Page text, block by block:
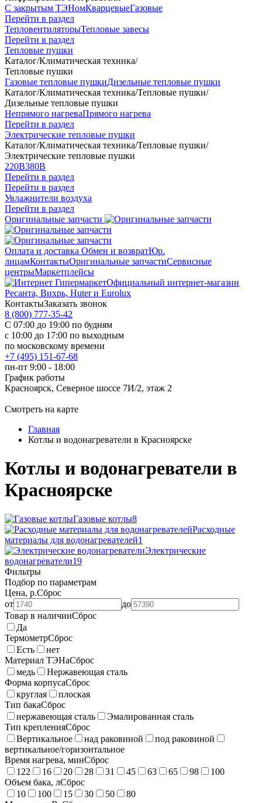
С закрытым ТЭНомКварцевыеГазовые
Перейти в раздел
ТепловентиляторыТепловые завесы
Перейти в раздел
Тепловые пушки
Каталог/Климатическая техника/
Тепловые пушки
Газовые тепловые пушкиДизельные тепловые пушки
Каталог/Климатическая техника/Тепловые пушки/
Дизельные тепловые пушки
Непрямого нагреваПрямого нагрева
Перейти в раздел
Электрические тепловые пушки
Каталог/Климатическая техника/Тепловые пушки/
Электрические тепловые пушки
220В380В
Перейти в раздел
Перейти в раздел
Увлажнители воздуха
Перейти в раздел
Оригинальные запчасти
Оплата и доставка Обмен и возвратЮр.
лицамКонтактыОригинальные запчастиСервисные
центрыМаркетплейсы
Официальный интернет-магазин
Ресанта, Вихрь, Huter и Eurolux
КонтактыЗаказать звонок
8 (800) 777-35-42
С 07:00 до 19:00 по будням
с 10:00 до 17:00 по выходным
по московскому времени
+7 (495) 151-67-68
пн-пт 9:00 - 18:00
График работы
Красноярск, Северное шоссе 7И/2, этаж 2
Смотреть на карте
Главная
Котлы и водонагреватели в Красноярске
Котлы и водонагреватели в
Красноярске
Газовые котлы8
Расходные
материалы для водонагревателей1
Электрические
водонагреватели19
Фильтры
Подбор по параметрам
Цена, р.Сброс
от
до
Товар в наличииСброс
Да
ТермометрСброс
Есть
нет
Материал ТЭНаСброс
медь
Нержавеющая сталь
Форма корпусаСброс
круглая
плоская
Тип бакаСброс
нержавеющая сталь
Эмалированная сталь
Тип крепленияСброс
Вертикальное
над раковиной
под раковиной
вертикальное/горизонтальное
Время нагрева, минСброс
122
16 20 28 31 45 63 65 98
100
Объем бака, лСброс
10
100 15 30 50
80